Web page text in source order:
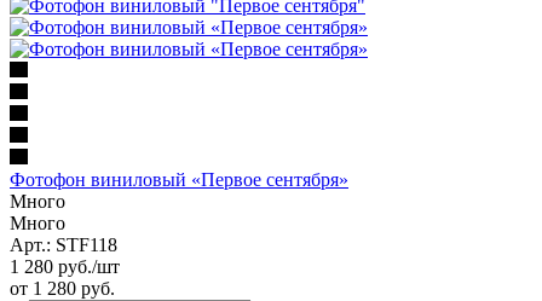
Фотофон виниловый «Первое сентября»
Много
Много
Арт.: STF118
1 280 руб./шт
от 1 280 руб.